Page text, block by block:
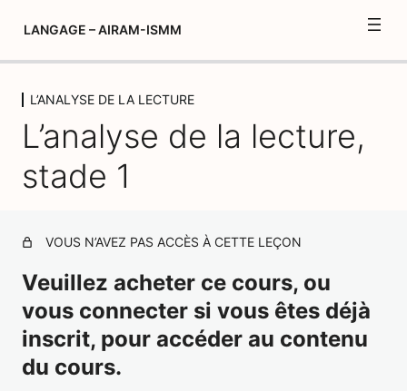
LANGAGE – AIRAM-ISMM
Introduction
3 leçons, 2 quiz
L’enrichissement du vocabulaire et
expression de soi
16 leçons, 8 quiz
La nature des mots
13 leçons, 6 quiz
L’ANALYSE DE LA LECTURE
Analyse de la lecture, introduction
L’ANALYSE DE LA LECTURE
L’analyse de la lecture,
stade 1
VOUS N’AVEZ PAS ACCÈS À CETTE LEÇON
Veuillez acheter ce cours, ou
vous connecter si vous êtes déjà
inscrit, pour accéder au contenu
du cours.